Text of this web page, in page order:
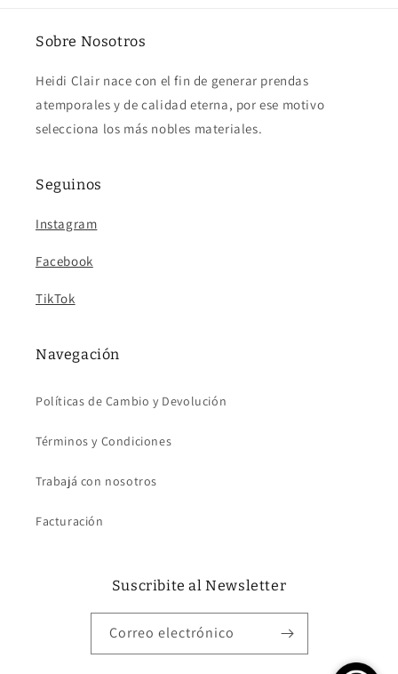
Sobre Nosotros
Heidi Clair nace con el fin de generar prendas
atemporales y de calidad eterna, por ese motivo
selecciona los más nobles materiales.
Seguinos
Instagram
Facebook
TikTok
Navegación
Políticas de Cambio y Devolución
Términos y Condiciones
Trabajá con nosotros
Facturación
Suscribite al Newsletter
Correo electrónico